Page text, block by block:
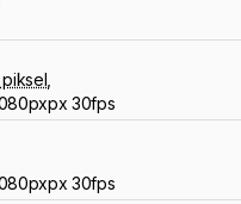
piksel
30fps
30fps